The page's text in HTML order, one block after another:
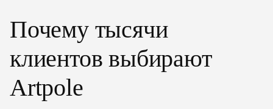
Почему тысячи
клиентов выбирают
Artpole